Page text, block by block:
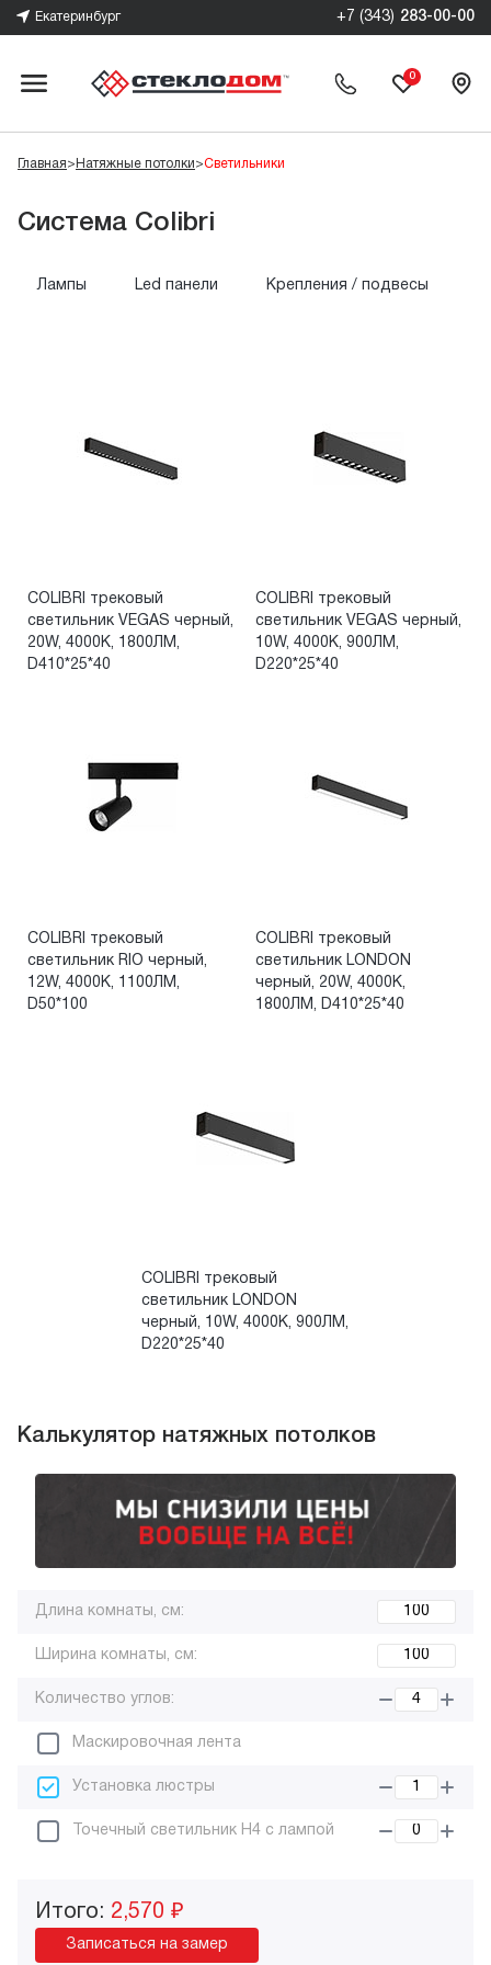
Екатеринбург +7 (343) 283-00-00
0
Главная> Натяжные потолки>Светильники
Система Colibri
Лампы Led панели Крепления / подвесы
COLIBRI трековый
светильник VEGAS черный,
20W, 4000K, 1800ЛМ,
D410*25*40
COLIBRI трековый
светильник VEGAS черный,
10W, 4000K, 900ЛМ,
D220*25*40
COLIBRI трековый
светильник RIO черный,
12W, 4000K, 1100ЛМ,
D50*100
COLIBRI трековый
светильник LONDON
черный, 20W, 4000K,
1800ЛМ, D410*25*40
COLIBRI трековый
светильник LONDON
черный, 10W, 4000K, 900ЛМ,
D220*25*40
Калькулятор натяжных потолков
Длина комнаты, см:
Ширина комнаты, см:
Количество углов:
Маскировочная лента
Установка люстры
Точечный светильник H4 с лампой
Итого: 2,570 ₽
Записаться на замер